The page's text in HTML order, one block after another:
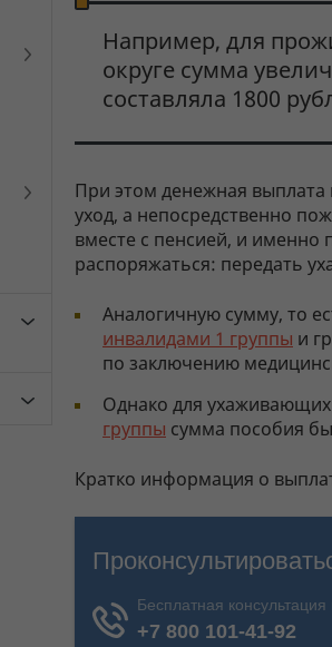
Например, для
округе сумма
составляла 1800
При этом денежная
уход, а непосредственно
вместе с пенсией, и
распоряжаться: передать
Аналогичную сумму, то
инвалидами 1 группы и
по заключению
Однако для ухаживающих
группы сумма пособия
Кратко информация о